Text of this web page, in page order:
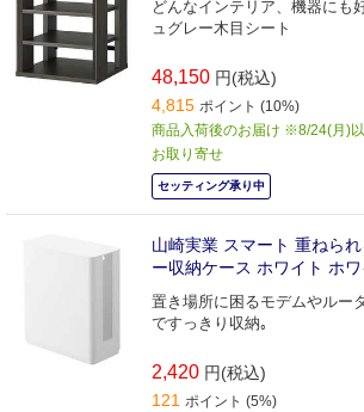
どんなインテリア、機器にも
ュグレー木目シート
48,150 円(税込)
4,815 ポイント (10%)
商品入荷後のお届け ※8/24(月)
お取り寄せ
セッティング承り中
山崎実業 スマート 重ねら
ー収納ケース ホワイト ホ
置き場所に困るモデムやルー
ですっきり収納｡
2,420 円(税込)
121 ポイント (5%)